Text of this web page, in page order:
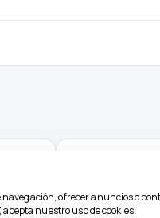
ofrecer anuncios o
nuestro uso de cookies.